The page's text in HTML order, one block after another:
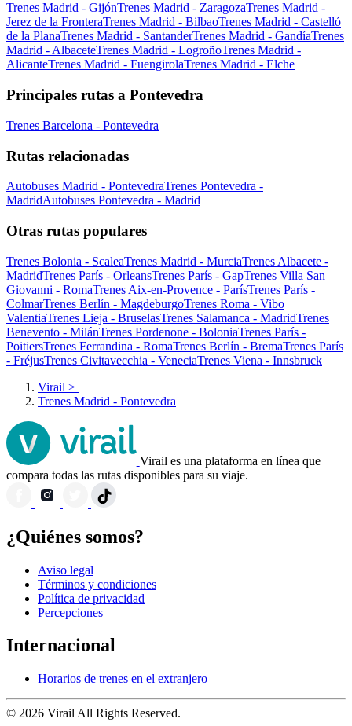
Trenes Madrid - GijónTrenes Madrid - ZaragozaTrenes Madrid -
Jerez de la FronteraTrenes Madrid - BilbaoTrenes Madrid - Castelló
de la PlanaTrenes Madrid - SantanderTrenes Madrid - GandíaTrenes
Madrid - AlbaceteTrenes Madrid - LogroñoTrenes Madrid -
AlicanteTrenes Madrid - FuengirolaTrenes Madrid - Elche
Principales rutas a Pontevedra
Trenes Barcelona - Pontevedra
Rutas relacionadas
Autobuses Madrid - PontevedraTrenes Pontevedra -
MadridAutobuses Pontevedra - Madrid
Otras rutas populares
Trenes Bolonia - ScaleaTrenes Madrid - MurciaTrenes Albacete -
MadridTrenes París - OrleansTrenes París - GapTrenes Villa San
Giovanni - RomaTrenes Aix-en-Provence - ParísTrenes París -
ColmarTrenes Berlín - MagdeburgoTrenes Roma - Vibo
ValentiaTrenes Lieja - BruselasTrenes Salamanca - MadridTrenes
Benevento - MilánTrenes Pordenone - BoloniaTrenes París -
PoitiersTrenes Ferrandina - RomaTrenes Berlín - BremaTrenes París
- FréjusTrenes Civitavecchia - VeneciaTrenes Viena - Innsbruck
Virail >
Trenes Madrid - Pontevedra
Virail es una plataforma en línea que
compara todas las rutas disponibles para su viaje.
¿Quiénes somos?
Aviso legal
Términos y condiciones
Política de privacidad
Percepciones
Internacional
Horarios de trenes en el extranjero
© 2026 Virail All Rights Reserved.